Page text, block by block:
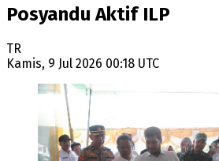
Posyandu Aktif ILP
TR
Kamis, 9 Jul 2026 00:18 UTC